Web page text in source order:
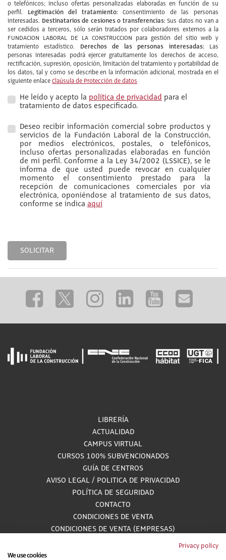
o telefónicos; incluso ofertas personalizadas elaboradas en función de su
perfil.
Legitimación del tratamiento: Consentimiento de las personas
interesadas. Destinatarios de cesiones o transferencias: Sus datos no van a
ser cedidos a terceros, sólo serán tratados por colaboradores externos a la
FUNDACION LABORAL DE LA CONSTRUCCION para gestión del sitio web y
tratamiento estadístico.
Derechos de las personas interesadas: Las
personas interesadas podrá ejercer gratuitamente los derechos de acceso,
rectificación, supresión, oposición, limitación del tratamiento y portabilidad de
los datos, tal y como se describe en la información adicional, mostrada en el
siguiente enlace Claúsula de Protección de datos
He leído y acepto la política de privacidad para el
tratamiento de datos especificado.
Deseo recibir información comercial sobre productos y
servicios de la Fundación Laboral de la Construcción,
por medios electrónicos, postales, o telefónicos,
incluso ofertas personalizadas elaboradas en función
de mi perfil. Conforme a la Ley 34/2002 (LSSICE), se le
informa de que usted puede revocar en cualquier
momento el consentimiento prestado para la
recepción de comunicaciones comerciales por vía
electrónica, oponiéndose al tratamiento de sus datos,
conforme se indica aquí
SOLICITAR
LIBRERÍA
ACTUALIDAD
CAMPUS VIRTUAL
CURSOS 100% SUBVENCIONADOS
GUÍA DE CENTROS
AVISO LEGAL / POLITICA DE PRIVACIDAD
POLÍTICA DE SEGURIDAD
CONTACTO
CONDICIONES DE VENTA
CONDICIONES DE VENTA (EMPRESAS)
Privacy policy
We use cookies